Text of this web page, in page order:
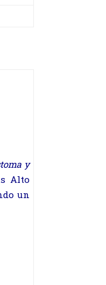
y
Alto
un